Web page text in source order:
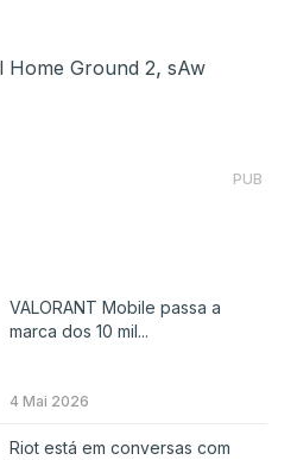
Home Ground 2, sAw
PUB
VALORANT Mobile passa a
marca dos 10 mil...
4 Mai 2026
Riot está em conversas com